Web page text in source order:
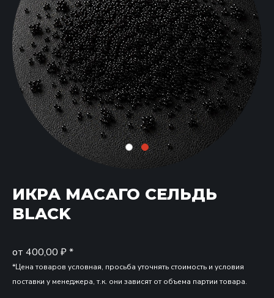
ИКРА МАСАГО СЕЛЬДЬ
BLACK
от 400,00 ₽*
*Цена товаров условная, просьба уточнять стоимость и условия
поставки у менеджера, т.к. они зависят от объема партии товара.